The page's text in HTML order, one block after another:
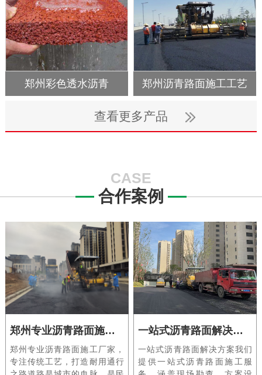
郑州彩色透水沥青 郑州沥青路面施工工艺
查看更多产品
CASE
合作案例
郑州专业沥青路面施工厂家，专注传统工艺，打造耐用通行之路
郑州专业沥青路面施工厂家，
专注传统工艺，打造耐用通行
一站式沥青路面解决方案
一站式沥青路面解决方案我们
提供一站式沥青路面施工服